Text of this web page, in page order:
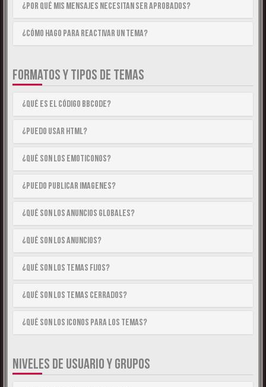
¿Por qué mis mensajes necesitan ser aprobados?
¿Cómo hago para reactivar un tema?
FORMATOS Y TIPOS DE TEMAS
¿Qué es el código BBCode?
¿Puedo usar HTML?
¿Qué son los emoticonos?
¿Puedo publicar imagenes?
¿Qué son los anuncios globales?
¿Qué son los anuncios?
¿Qué son los temas fijos?
¿Qué son los temas cerrados?
¿Qué son los iconos para los temas?
NIVELES DE USUARIO Y GRUPOS